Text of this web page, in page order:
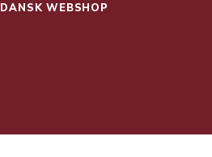
DANSK WEBSHOP